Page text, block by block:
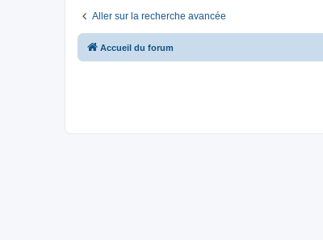
Aller sur la recherche avancée
Accueil du forum